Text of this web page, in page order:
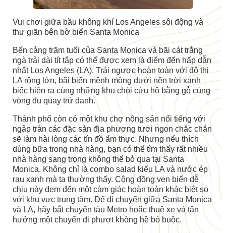
Vui chơi giữa bầu không khí Los Angeles sôi động và
thư giãn bên bờ biển Santa Monica
Bến cảng trăm tuổi của Santa Monica và bãi cát trắng
ngà trải dài tít tắp có thể được xem là điểm đến hấp dẫn
nhất Los Angeles (LA). Trái ngược hoàn toàn với đô thị
LA rộng lớn, bãi biển mênh mông dưới nền trời xanh
biếc hiện ra cùng những khu chòi cứu hộ bằng gỗ cùng
vòng đu quay trứ danh.
Thành phố còn có một khu chợ nông sản nổi tiếng với
ngập tràn các đặc sản địa phương tươi ngon chắc chắn
sẽ làm hài lòng các tín đồ ẩm thực. Nhưng nếu thích
dùng bữa trong nhà hàng, bạn có thể tìm thấy rất nhiều
nhà hàng sang trọng không thể bỏ qua tại Santa
Monica. Không chỉ là combo salad kiểu LA và nước ép
rau xanh mà ta thường thấy. Cộng đồng ven biển dễ
chịu này đem đến một cảm giác hoàn toàn khác biệt so
với khu vực trung tâm. Để di chuyển giữa Santa Monica
và LA, hãy bắt chuyến tàu Metro hoặc thuê xe và tận
hưởng một chuyến đi phượt không hề bó buộc.